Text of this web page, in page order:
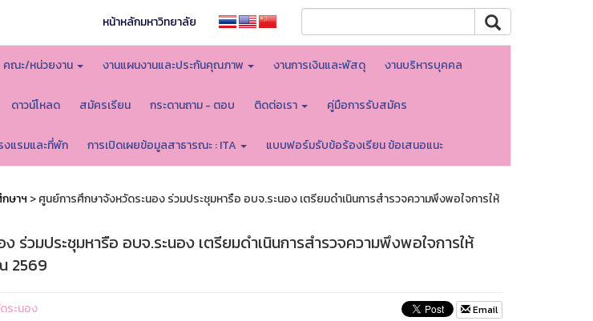
หน้าหลักมหาวิทยาลัย
คณะ/หน่วยงาน งานแผนงานและประกันคุณภาพ งานการเงินและพัสดุ งานบริหารบุคคล
ดาวน์โหลด สมัครเรียน กระดานถาม - ตอบ ติดต่อเรา คู่มือการรับสมัคร
แรมและที่พัก การเปิดเผยข้อมูลสาธารณะ : ITA แบบฟอร์มรับข้อร้องเรียน ข้อเสนอแนะ
ษาฯ > ศูนย์การศึกษาจังหวัดระนอง ร่วมประชุมหารือ อบจ.ระนอง เตรียมดำเนินการสำรวจความพึงพอใจการให้
ร่วมประชุมหารือ อบจ.ระนอง เตรียมดำเนินการสำรวจความพึงพอใจการให้
2569
ระนอง
Email